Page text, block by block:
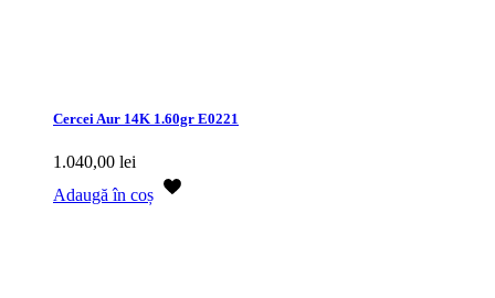
Cercei Aur 14K 1.60gr E0221
1.040,00 lei
Adaugă în coș